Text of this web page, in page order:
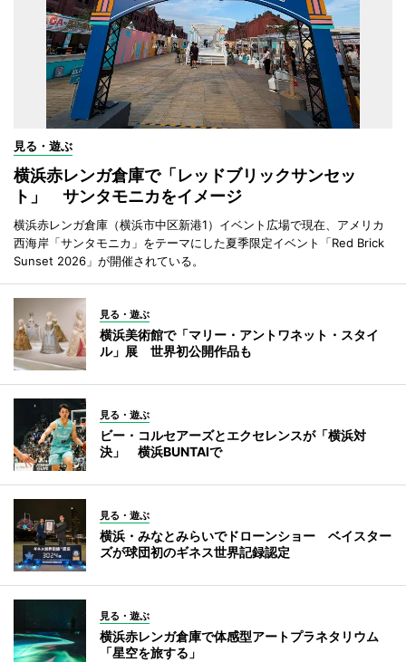
見る・遊ぶ
横浜赤レンガ倉庫で「レッドブリックサンセッ
ト」 サンタモニカをイメージ
横浜赤レンガ倉庫（横浜市中区新港1）イベント広場で現在、アメリカ
西海岸「サンタモニカ」をテーマにした夏季限定イベント「Red Brick
Sunset 2026」が開催されている。
見る・遊ぶ
横浜美術館で「マリー・アントワネット・スタイ
ル」展 世界初公開作品も
見る・遊ぶ
ビー・コルセアーズとエクセレンスが「横浜対
決」 横浜BUNTAIで
見る・遊ぶ
横浜・みなとみらいでドローンショー ベイスター
ズが球団初のギネス世界記録認定
見る・遊ぶ
横浜赤レンガ倉庫で体感型アートプラネタリウム
「星空を旅する」